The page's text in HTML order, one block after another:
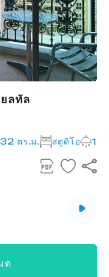
ลทัล
32 ตร.ม. สตูดิโอ 1
ด